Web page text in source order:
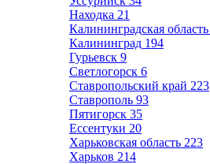
Находка 21
Калининградская область
Калининград 194
Гурьевск 9
Светлогорск 6
Ставропольский край 223
Ставрополь 93
Пятигорск 35
Ессентуки 20
Харьковская область 223
Харьков 214